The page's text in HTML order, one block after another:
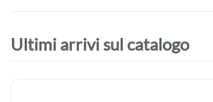
Ultimi arrivi sul catalogo